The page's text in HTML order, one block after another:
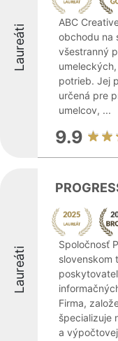
Laureáti
ABC
obchodu na
všestranný
potrieb. Jej
určená pre
umelcov, ...
9.9
Laureáti
Spoločnosť
slovenskom
Firma,
špecializuje
a